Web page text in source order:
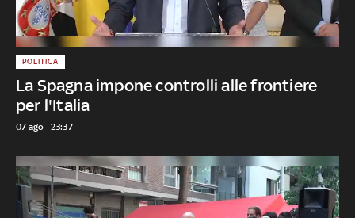
La Spagna impone controlli alle frontiere
per l'Italia
POLITICA
07 ago - 23:37